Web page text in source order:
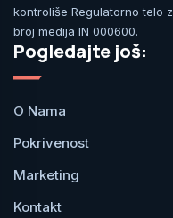
kontroliše Regulatorno telo
broj medija IN 000600.
Pogledajte još:
O Nama
Pokrivenost
Marketing
Kontakt